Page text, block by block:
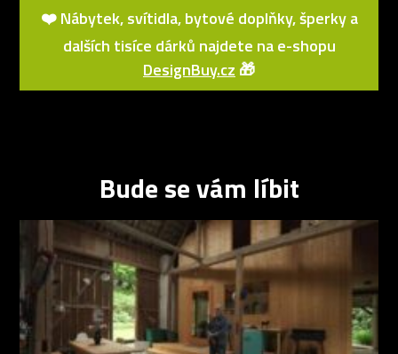
❤️ Nábytek, svítidla, bytové doplňky, šperky a
dalších tisíce dárků najdete na e-shopu
DesignBuy.cz 🎁
Bude se vám líbit